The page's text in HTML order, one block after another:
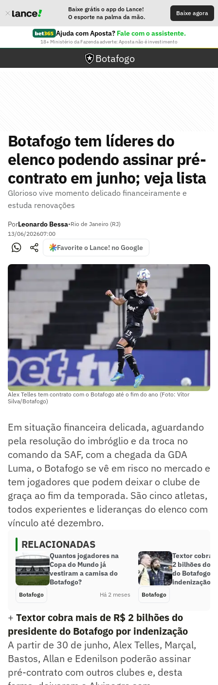
Baixe grátis o app do Lance!
O esporte na palma da mão.
Baixe agora
Ajuda com Aposta? Fale com o assistente.
18+ Ministério da Fazenda adverte: Aposta não é investimento
Botafogo
Botafogo tem líderes do
elenco podendo assinar pré-
contrato em junho; veja lista
Glorioso vive momento delicado financeiramente e
estuda renovações
PorLeonardo Bessa•Rio de Janeiro (RJ)
13/06/202607:00
Favorite o Lance! no Google
Alex Telles tem contrato com o Botafogo até o fim do ano (Foto: Vítor
Silva/Botafogo)
Em situação financeira delicada, aguardando
pela resolução do imbróglio e da troca no
comando da SAF, com a chegada da GDA
Luma, o Botafogo se vê em risco no mercado e
tem jogadores que podem deixar o clube de
graça ao fim da temporada. São cinco atletas,
todos experientes e lideranças do elenco com
vínculo até dezembro.
RELACIONADAS
Quantos jogadores na
Copa do Mundo já
vestiram a camisa do
Botafogo?
Botafogo Há 2 meses
Textor cobra
2 bilhões do
do Botafogo
indenização
Botafogo
+ Textor cobra mais de R$ 2 bilhões do
presidente do Botafogo por indenização
A partir de 30 de junho, Alex Telles, Marçal,
Bastos, Allan e Edenilson poderão assinar
pré-contrato com outros clubes e, desta